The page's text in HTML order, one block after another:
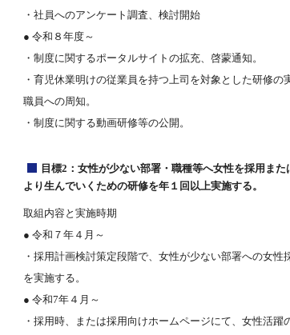
・社員へのアンケート調査、検討開始
● 令和８年度～
・制度に関するポータルサイトの拡充、啓蒙通知。
・育児休業明けの従業員を持つ上司を対象とした研修
職員への周知。
・制度に関する動画研修等の公開。
目標2：女性が少ない部署・職種等へ女性を採用ま
より生んでいくための研修を年１回以上実施する。
取組内容と実施時期
● 令和７年４月～
・採用計画検討策定段階で、女性が少ない部署への女
を実施する。
● 令和7年４月～
・採用時、または採用向けホームページにて、女性活躍